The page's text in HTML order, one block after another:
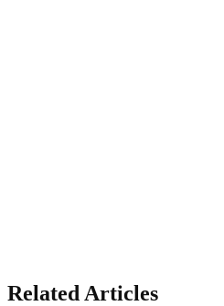
Related Articles